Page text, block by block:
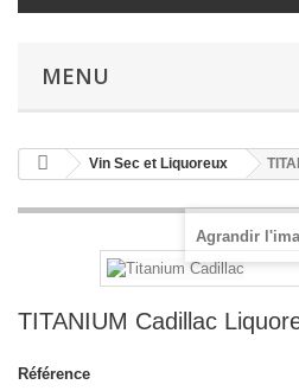
MENU
Vin Sec et Liquoreux
Agrandir
TITANIUM Cadillac
Référence